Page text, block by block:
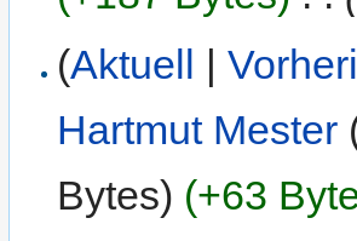
(Aktuell |
Hartmut Mester
Bytes) (+63